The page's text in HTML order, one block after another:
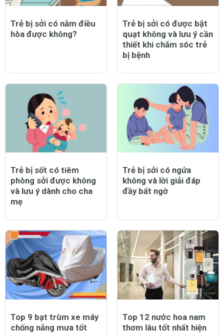
thiết khi chăm sóc trẻ
bị bệnh
Trẻ bị sốt có tiêm
phòng sởi được không
và lưu ý dành cho cha
mẹ
Trẻ bị sởi có ngứa
không và lời giải đáp
đầy bất ngờ